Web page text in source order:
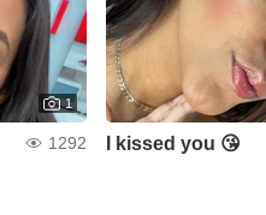
1
1292 I kissed you 😘